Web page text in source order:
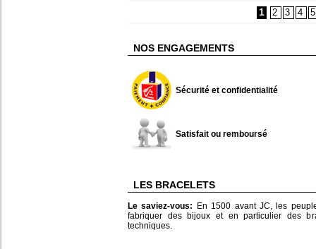
1 2 3 4 5
NOS ENGAGEMENTS
Sécurité et confidentialité
Satisfait ou remboursé
LES BRACELETS
Le saviez-vous:
En 1500 avant JC, les
fabriquer des bijoux et en particulier des
techniques.